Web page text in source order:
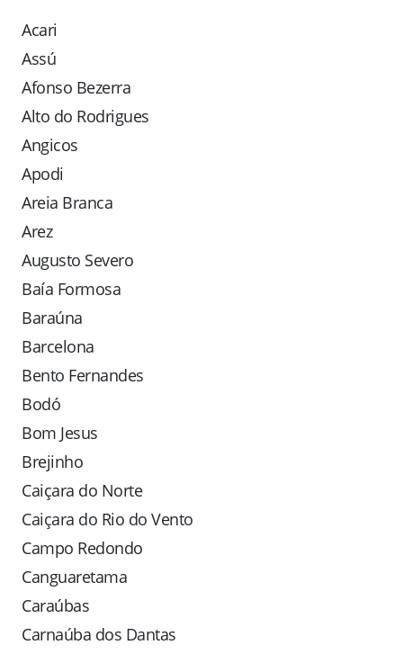
Acari
Assú
Afonso Bezerra
Alto do Rodrigues
Angicos
Apodi
Areia Branca
Arez
Augusto Severo
Baía Formosa
Baraúna
Barcelona
Bento Fernandes
Bodó
Bom Jesus
Brejinho
Caiçara do Norte
Caiçara do Rio do Vento
Campo Redondo
Canguaretama
Caraúbas
Carnaúba dos Dantas